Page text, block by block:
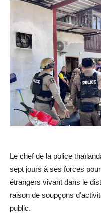
Le chef de la police
sept jours à ses forces
étrangers vivant dans le
raison de soupçons
public.